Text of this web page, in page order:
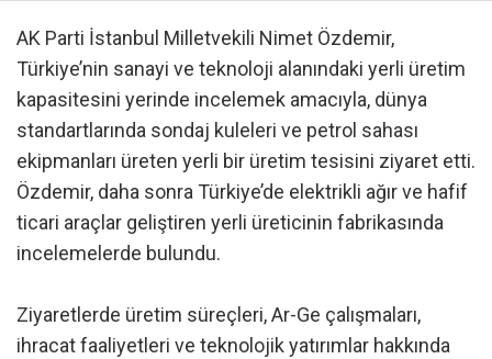
AK Parti İstanbul Milletvekili Nimet Özdemir,
Türkiye’nin sanayi ve teknoloji alanındaki yerli üretim
kapasitesini yerinde incelemek amacıyla, dünya
standartlarında sondaj kuleleri ve petrol sahası
ekipmanları üreten yerli bir üretim tesisini ziyaret etti.
Özdemir, daha sonra Türkiye’de elektrikli ağır ve hafif
ticari araçlar geliştiren yerli üreticinin fabrikasında
incelemelerde bulundu.
Ziyaretlerde üretim süreçleri, Ar-Ge çalışmaları,
ihracat faaliyetleri ve teknolojik yatırımlar hakkında